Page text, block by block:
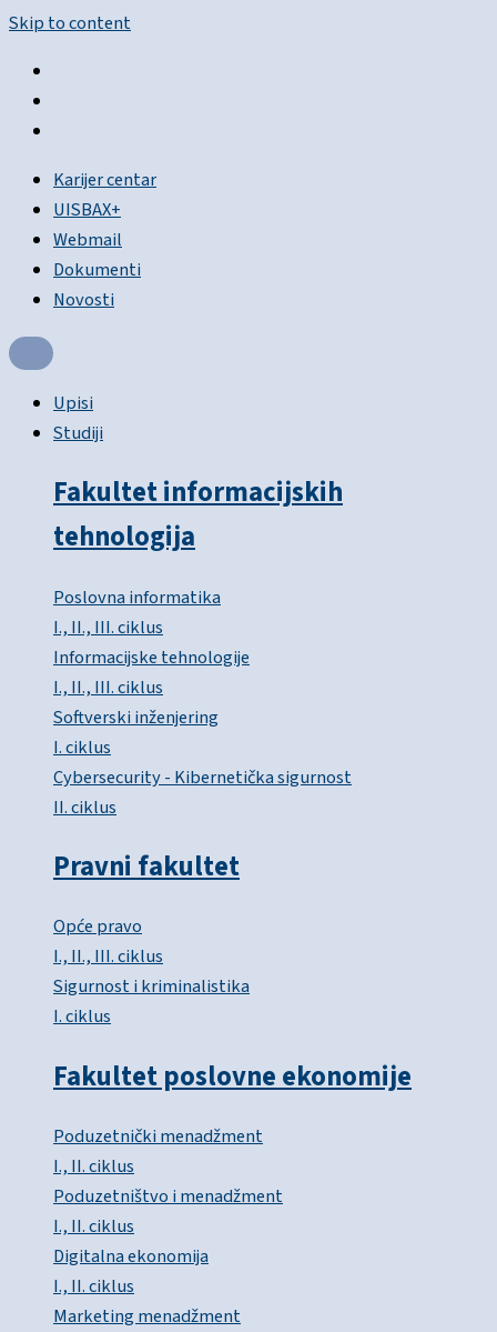
Skip to content
Karijer centar
UISBAX+
Webmail
Dokumenti
Novosti
Upisi
Studiji
Fakultet informacijskih
tehnologija
Poslovna informatika
I., II., III. ciklus
Informacijske tehnologije
I., II., III. ciklus
Softverski inženjering
I. ciklus
Cybersecurity - Kibernetička sigurnost
II. ciklus
Pravni fakultet
Opće pravo
I., II., III. ciklus
Sigurnost i kriminalistika
I. ciklus
Fakultet poslovne ekonomije
Poduzetnički menadžment
I., II. ciklus
Poduzetništvo i menadžment
I., II. ciklus
Digitalna ekonomija
I., II. ciklus
Marketing menadžment